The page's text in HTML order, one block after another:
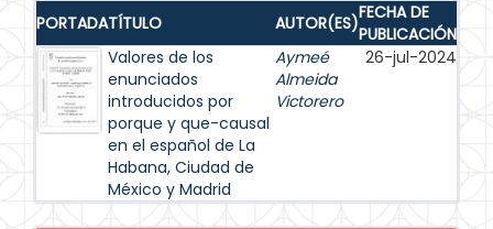
PORTADATÍTULO AUTOR(ES)FECHA DE
PUBLICACIÓN
Valores de los
enunciados
introducidos por
porque y que-causal
en el español de La
Habana, Ciudad de
México y Madrid
Aymeé
Almeida
Victorero
26-jul-2024